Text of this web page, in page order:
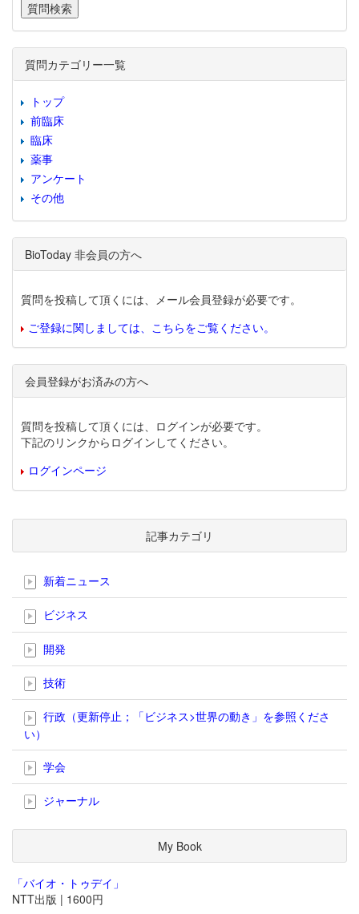
質問カテゴリー一覧
トップ
前臨床
臨床
薬事
アンケート
その他
BioToday 非会員の方へ
質問を投稿して頂くには、メール会員登録が必要です。
ご登録に関しましては、こちらをご覧ください。
会員登録がお済みの方へ
質問を投稿して頂くには、ログインが必要です。
下記のリンクからログインしてください。
ログインページ
記事カテゴリ
新着ニュース
ビジネス
開発
技術
行政（更新停止；「ビジネス>世界の動き」を参照くださ
い）
学会
ジャーナル
My Book
「バイオ・トゥデイ」
NTT出版 | 1600円